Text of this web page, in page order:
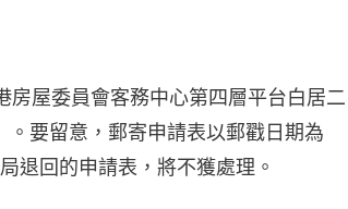
屋委員會客務中心第四層平台白居二
要留意，郵寄申請表以郵戳日期為
退回的申請表，將不獲處理。